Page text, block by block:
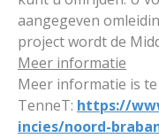
aangegeven
project wordt de
Meer informatie
Meer informatie is
TenneT: https://
incies/noord-